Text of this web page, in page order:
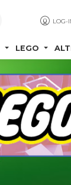
LOG-
LEGO